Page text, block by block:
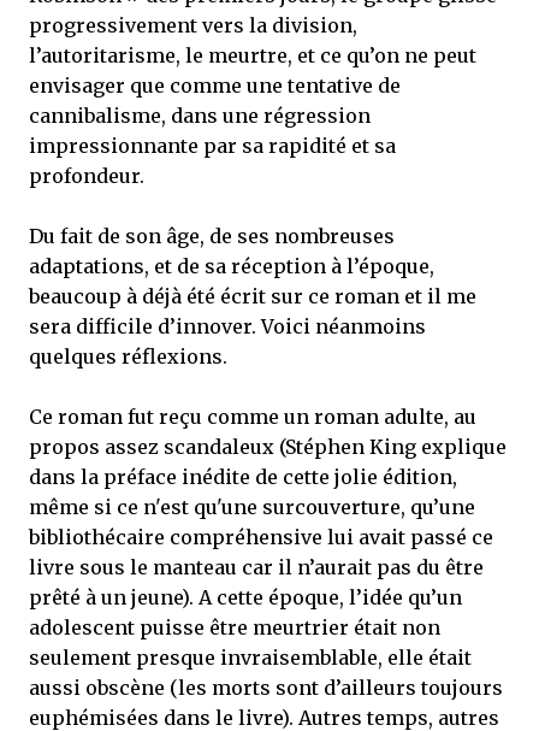
progressivement vers la division,
l’autoritarisme, le meurtre, et ce qu’on ne peut
envisager que comme une tentative de
cannibalisme, dans une régression
impressionnante par sa rapidité et sa
profondeur.
Du fait de son âge, de ses nombreuses
adaptations, et de sa réception à l’époque,
beaucoup à déjà été écrit sur ce roman et il me
sera difficile d’innover. Voici néanmoins
quelques réflexions.
Ce roman fut reçu comme un roman adulte, au
propos assez scandaleux (Stéphen King explique
dans la préface inédite de cette jolie édition,
même si ce n'est qu'une surcouverture, qu’une
bibliothécaire compréhensive lui avait passé ce
livre sous le manteau car il n’aurait pas du être
prêté à un jeune). A cette époque, l’idée qu’un
adolescent puisse être meurtrier était non
seulement presque invraisemblable, elle était
aussi obscène (les morts sont d’ailleurs toujours
euphémisées dans le livre). Autres temps, autres